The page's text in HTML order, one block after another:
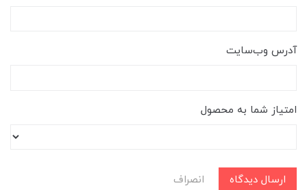
آدرس وب‌سایت
امتیاز شما به محصول
ارسال دیدگاه انصراف